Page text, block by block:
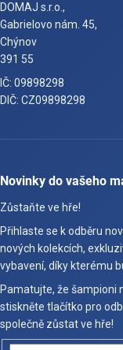
DOMAJ s.r.o.,
Gabrielovo nám. 45,
Chýnov
391 55
IČ: 09898298
DIČ: CZ09898298
Novinky do vašeho
Zůstaňte ve hře!
Přihlaste se k odběru
nových kolekcích,
vybavení, díky kterému
Pamatujte, že šampioni
stiskněte tlačítko pro
společně zůstat ve hře!